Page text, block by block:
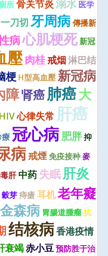
所 骨关节炎 溺水 医学
一刀切 牙周病 傳播新
病心肌梗死新冠
壓肉桂戒烟淋巴结
梗 H型高血壓 新冠病
障肾癌肺癌大
HIV心律失常 肝癌
療 冠心病肥胖抑
病戒煙 免疫接种 麥
肝 中药失眠肝炎
穀芽 痔瘡 耳机老年癡
森病 胃腸道腫瘤 抗
结核病香港疫情
衰竭赤小豆 预防胜于治